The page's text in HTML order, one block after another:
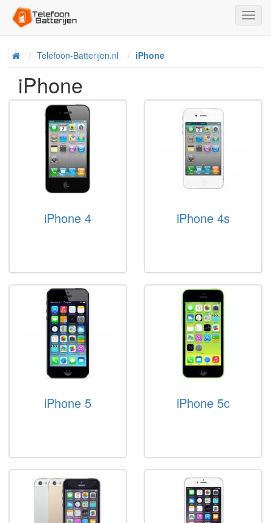
HomeTelefoon-Batterijen.nl iPhone
iPhone
iPhone 4 iPhone 4s
iPhone 5 iPhone 5c